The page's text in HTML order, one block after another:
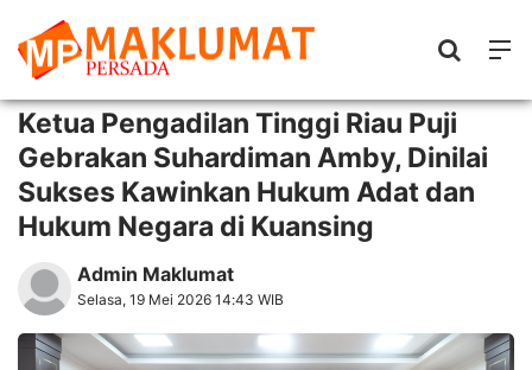
Ketua Pengadilan Tinggi Riau Puji
Gebrakan Suhardiman Amby, Dinilai
Sukses Kawinkan Hukum Adat dan
Hukum Negara di Kuansing
Admin Maklumat
Selasa, 19 Mei 2026 14:43 WIB